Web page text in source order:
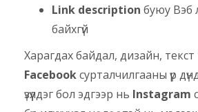
Link description буюу Вэб
байхгүй
Харагдах байдал, дизайн,
Facebookсурталчилгааны үр
үзүүлдэг бол эдгээр нь Instagram